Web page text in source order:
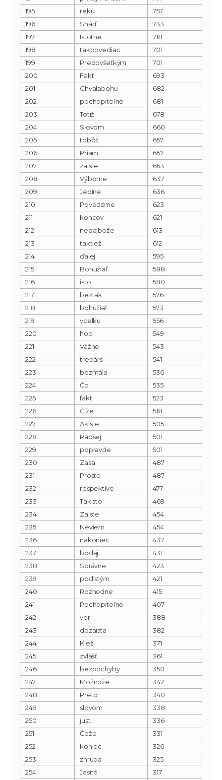
195
reku
757
196
Snáď
733
197
Istotne
718
198
takpovediac
701
199
Predovšetkým
701
200
Fakt
693
201
Chvalabohu
682
202
pochopiteľne
681
203
Totiž
678
204
Slovom
660
205
tobôž
657
206
Priam
657
207
zaiste
653
208
Výborne
637
209
Jedine
636
210
Povedzme
623
211
koncov
621
212
nedajbože
613
213
taktiež
612
214
ďalej
595
215
Bohužiaľ
588
216
isto
580
217
beztak
576
218
bohužiaľ
573
219
vcelku
556
220
hoci
549
221
Vážne
543
222
trebárs
541
223
bezmála
536
224
Čo
535
225
fakt
523
226
Čiže
518
227
Akiste
505
228
Radšej
501
229
popravde
501
230
Zasa
487
231
Proste
487
232
respektíve
477
233
Takisto
469
234
Zaiste
454
235
Neviem
454
236
nakoniec
437
237
bodaj
431
238
Správne
423
239
podistým
421
240
Rozhodne
415
241
Pochopiteľne
407
242
ver
388
243
dozaista
382
244
Kiež
371
245
zvlášť
361
246
bezpochyby
350
247
Možnože
342
248
Preto
340
249
slovom
338
250
just
336
251
Čože
331
252
koniec
326
253
zhruba
325
254
Jasné
317